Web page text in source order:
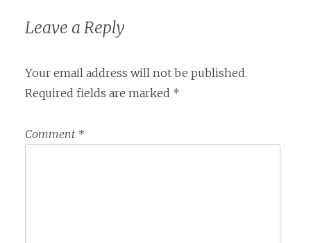
Leave a Reply
Your email address will not be published.
Required fields are marked *
Comment *